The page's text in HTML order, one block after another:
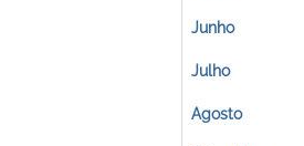
Junho
Julho
Agosto